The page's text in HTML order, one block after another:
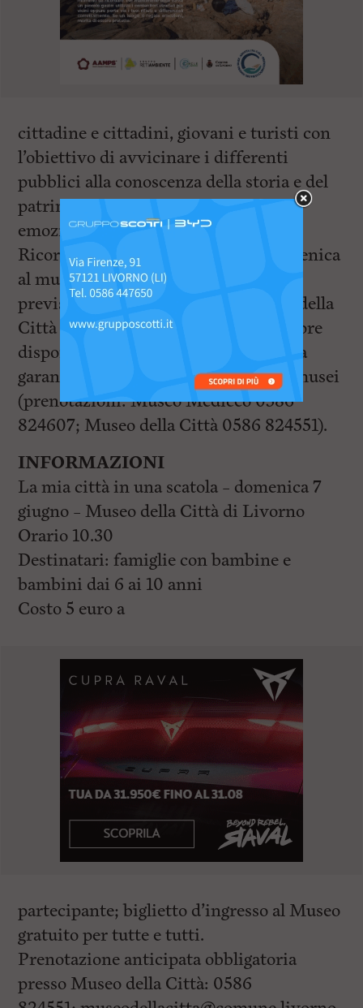
cittadine e cittadini, giovani e turisti con
l’obiettivo di avvicinare i differenti
pubblici alla conoscenza della storia e del
patrimonio attraverso una visita
emozionale.
Ricordiamo che, per l’iniziativa Domenica
al museo, nella giornata del 7 giugno è
previsto l’ingresso gratuito al Museo della
Città e al Museo Mediceo e sono sempre
disponibili le visite guidate a partenza
garantita del weekend in entrambi i musei
(prenotazioni: Museo Mediceo 0586
824607; Museo della Città 0586 824551).
INFORMAZIONI
La mia città in una scatola – domenica 7
giugno – Museo della Città di Livorno
Orario 10.30
Destinatari: famiglie con bambine e
bambini dai 6 ai 10 anni
Costo 5 euro a
partecipante; biglietto d’ingresso al Museo
gratuito per tutte e tutti.
Prenotazione anticipata obbligatoria
presso Museo della Città: 0586